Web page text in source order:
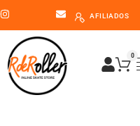
AFILIADOS
0